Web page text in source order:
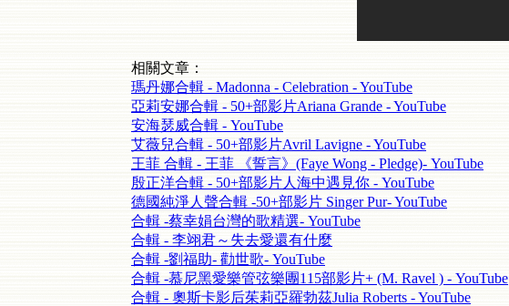
相關文章：
瑪丹娜合輯 - Madonna - Celebration - YouTube
亞莉安娜合輯 - 50+部影片Ariana Grande - YouTube
安海瑟威合輯 - YouTube
艾薇兒合輯 - 50+部影片Avril Lavigne - YouTube
王菲 合輯 - 王菲 《誓言》(Faye Wong - Pledge)- YouTube
殷正洋合輯 - 50+部影片人海中遇見你 - YouTube
德國純淨人聲合輯 -50+部影片 Singer Pur- YouTube
合輯 -蔡幸娟台灣的歌精選- YouTube
合輯 - 李翊君～失去愛還有什麼
合輯 -劉福助- 勸世歌- YouTube
合輯 -慕尼黑愛樂管弦樂團115部影片+ (M. Ravel ) - YouTube
合輯 - 奧斯卡影后茱莉亞羅勃茲Julia Roberts - YouTube